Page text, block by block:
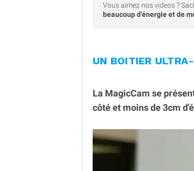
Vous aimez nos videos ?
beaucoup d'énergie et de
UN BOITIER
La MagicCam se
côté et moins de 3cm